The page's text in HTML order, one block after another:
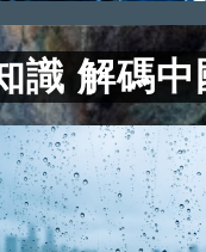
識 解碼中